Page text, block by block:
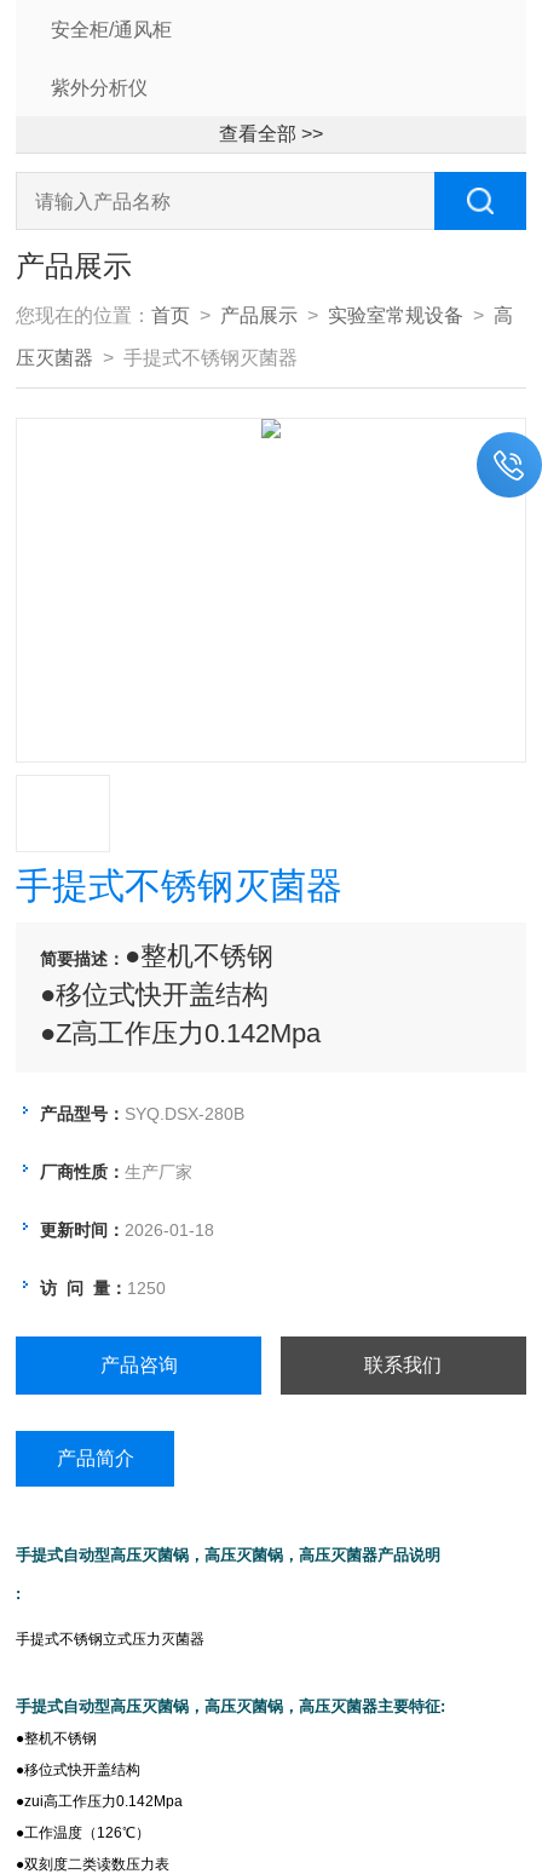
安全柜/通风柜
紫外分析仪
查看全部 >>
产品展示
您现在的位置：首页 > 产品展示 > 实验室常规设备 >高
压灭菌器 > 手提式不锈钢灭菌器
手提式不锈钢灭菌器
简要描述： ●整机不锈钢
●移位式快开盖结构
●Z高工作压力0.142Mpa
●双刻度二类读数压力表
●自动排放冷空气
●自涨式密封
●操作简便、安全可靠
产品型号： SYQ.DSX-280B
厂商性质：生产厂家
更新时间： 2026-01-18
访 问 量： 1250
产品咨询 联系我们
产品简介
手提式自动型高压灭菌锅，高压灭菌锅，高压灭菌器产品说明
:
手提式不锈钢立式压力灭菌器
手提式自动型高压灭菌锅，高压灭菌锅，高压灭菌器主要特征:
●整机不锈钢
●移位式快开盖结构
●zui高工作压力0.142Mpa
●工作温度（126℃）
●双刻度二类读数压力表